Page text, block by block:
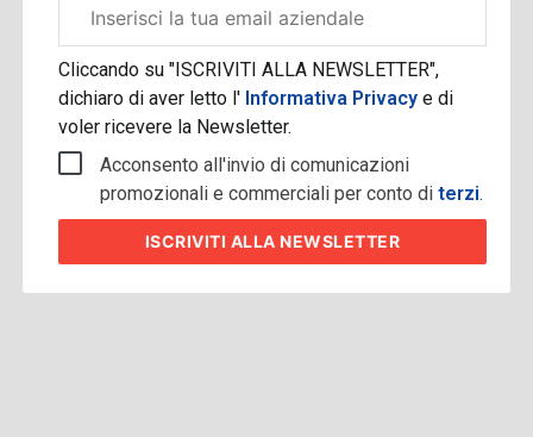
aziendale
Cliccando su "ISCRIVITI ALLA NEWSLETTER",
dichiaro di aver letto l' Informativa Privacye di
voler ricevere la Newsletter.
Acconsento all'invio di comunicazioni
promozionali e commerciali per conto diterzi.
ISCRIVITI ALLA NEWSLETTER